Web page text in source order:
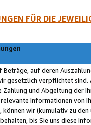
FÜR DIE
Beträge, auf deren
gesetzlich verpflichtet
und Abgeltung der
Informationen von
wir (kumulativ zu
bis Sie uns diese